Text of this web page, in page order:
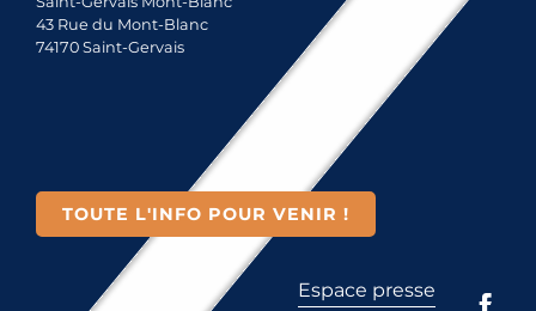
43 Rue du Mont-Blanc
74170 Saint-Gervais
TOUTE L'INFO POUR VENIR !
Espace presse